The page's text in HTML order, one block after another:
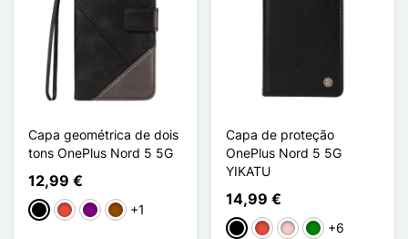
Capa geométrica de dois
tons OnePlus Nord 5 5G
12,99 €
PretoVermelho
PúrpuraCastanho
+1
Capa de proteção
OnePlus Nord 5 5G
YIKATU
14,99 €
PretoVermelho
RosaVerde
+6